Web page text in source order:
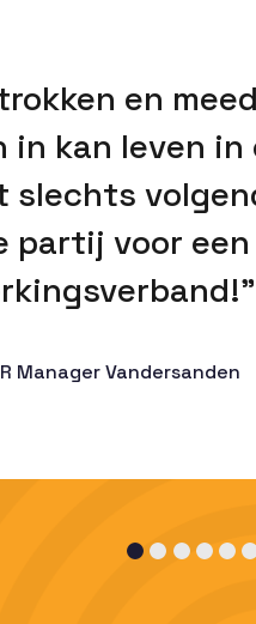
en
kan leven in
slechts
partij voor
Manager Vandersanden